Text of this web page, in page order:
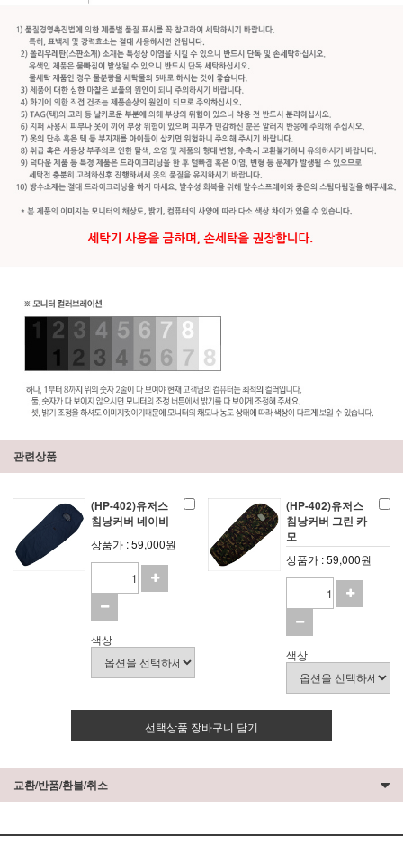
관련상품
(HP-402)유저스
침낭커버 네이비
상품가 : 59,000원
색상
(HP-402)유저스
침낭커버 그린 카
모
상품가 : 59,000원
색상
선택상품 장바구니 담기
교환/반품/환불/취소